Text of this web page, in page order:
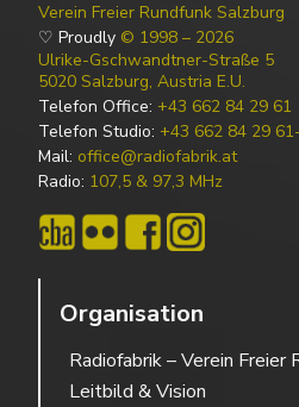
Verein Freier Rundfunk Salzburg
♡ Proudly © 1998 – 2026
Ulrike-Gschwandtner-Straße 5
5020 Salzburg, Austria E.U.
Telefon Office: +43 662 84 29 61
Telefon Studio: +43 662 84 29
Mail: office@radiofabrik.at
Radio: 107,5 & 97,3 MHz
Organisation
Radiofabrik – Verein Freier
Leitbild & Vision